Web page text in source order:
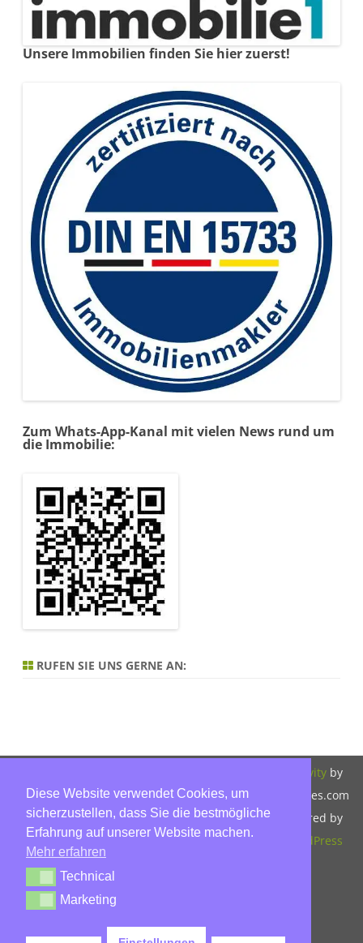
Unsere Immobilien finden Sie hier zuerst!
Zum Whats-App-Kanal mit vielen News rund um
die Immobilie:
RUFEN SIE UNS GERNE AN:
Hinnerk Warter,
Warter-
Immobilien,
Lübeck, Tel: 0451-
30503930, Mobil:
unsere
Datenschutzerklärung.
ZeroGravityby
GalussoThemes.com
Powered by
WordPress
Diese Website verwendet Cookies, um
sicherzustellen, dass Sie die bestmögliche
Erfahrung auf unserer Website machen.
Mehr erfahren
TechnicalTechnical
MarketingMarketing